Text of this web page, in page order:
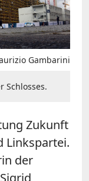
Gambarini
Schlosses.
Zukunft
Linkspartei.
der